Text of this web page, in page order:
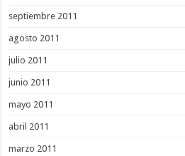
septiembre 2011
agosto 2011
julio 2011
junio 2011
mayo 2011
abril 2011
marzo 2011